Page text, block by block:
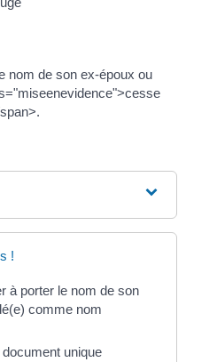
nom de son ex-époux ou
!
à porter le nom de son
comme nom
unique